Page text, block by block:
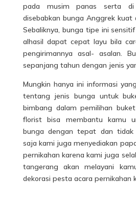
pada musim panas serta
disebabkan bunga Anggrek kuat
Sebaliknya, bunga tipe ini
alhasil dapat cepat layu bila
pengirimannya asal- asalan.
sepanjang tahun dengan jenis
Mungkin hanya ini informasi
tentang jenis bunga untuk
bimbang dalam pemilihan
florist bisa membantu kamu
bunga dengan tepat dan tidak
saja kami juga menyediakan
pernikahan karena kami juga
tangerang akan melayani
dekorasi pesta acara pernikahan